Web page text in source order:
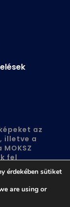
az
illetve a
fel
érdekében sütiket
are using or